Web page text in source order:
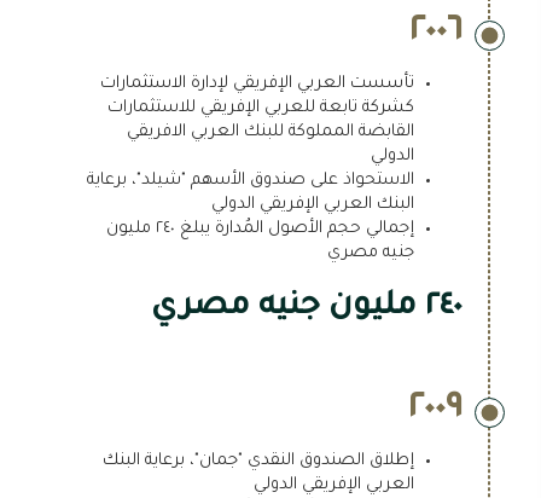
٢٠٠٦
تأسست العربي الإفريقي لإدارة الاستثمارات
كشركة تابعة للعربي الإفريقي للاستثمارات
القابضة المملوكة للبنك العربي الافريقي
الدولي
الاستحواذ على صندوق الأسهم "شيلد"، برعاية
البنك العربي الإفريقي الدولي
إجمالي حجم الأصول المُدارة يبلغ ٢٤٠ مليون
جنيه مصري
٢٤٠ مليون جنيه مصري
٢٠٠٩
إطلاق الصندوق النقدي "جمان"، برعاية البنك
العربي الإفريقي الدولي